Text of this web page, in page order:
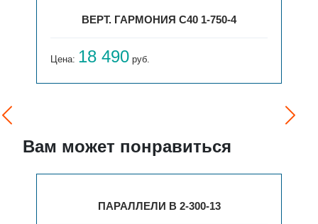
ВЕРТ. ГАРМОНИЯ С40 1-750-4
Цена: 18 490 руб.
Вам может понравиться
ПАРАЛЛЕЛИ В 2-300-13